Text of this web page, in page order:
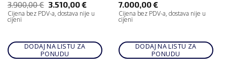
3.900,00€ 3.510,00€
Cijena bez PDV-a, dostava nije u
cijeni
DODAJ NA LISTU ZA
PONUDU
7.000,00€
Cijena bez PDV-a, dostava nije u
cijeni
DODAJ NA LISTU ZA
PONUDU